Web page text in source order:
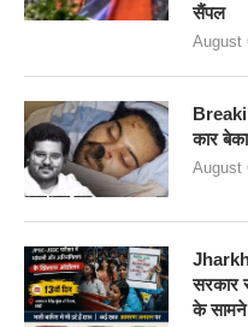
सैंपल
August
कार
August
सरकार
के